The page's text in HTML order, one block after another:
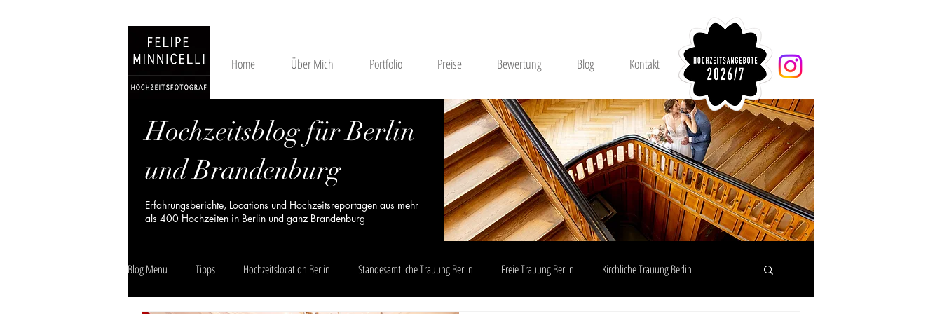
Home Über Mich Portfolio Preise Bewertung Blog Kontakt
Hochzeitsblog für Berlin
und Brandenburg
Erfahrungsberichte, Locations und Hochzeitsreportagen aus mehr
als 400 Hochzeiten in Berlin und ganz Brandenburg
Blog Menu Tipps Hochzeitslocation Berlin Standesamtliche Trauung Berlin Freie Trauung Berlin Kirchliche Trauung Berlin